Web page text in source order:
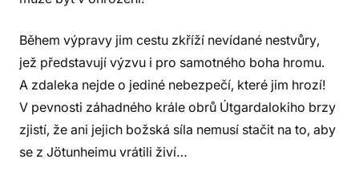
Během výpravy jim cestu zkříží nevídané nestvůry,
jež představují výzvu i pro samotného boha hromu.
A zdaleka nejde o jediné nebezpečí, které jim hrozí!
V pevnosti záhadného krále obrů Útgardalokiho brzy
zjistí, že ani jejich božská síla nemusí stačit na to, aby
se z Jötunheimu vrátili živí…